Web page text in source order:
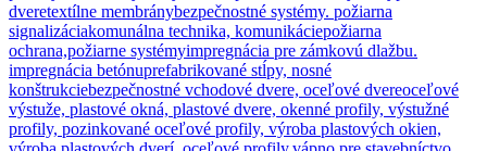
dveretextílne membránybezpečnostné systémy. požiarna
signalizáciakomunálna technika, komunikáciepožiarna
ochrana,požiarne systémyimpregnácia pre zámkovú dlažbu.
impregnácia betónuprefabrikované stĺpy, nosné
konštrukciebezpečnostné vchodové dvere, oceľové dvereoceľové
výstuže, plastové okná, plastové dvere, okenné profily, výstužné
profily, pozinkované oceľové profily, výroba plastových okien,